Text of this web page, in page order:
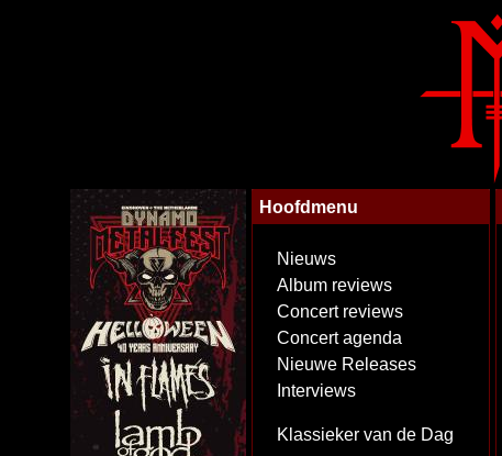
Hoofdmenu
Nieuws
Album reviews
Concert reviews
Concert agenda
Nieuwe Releases
Interviews
Klassieker van de Dag